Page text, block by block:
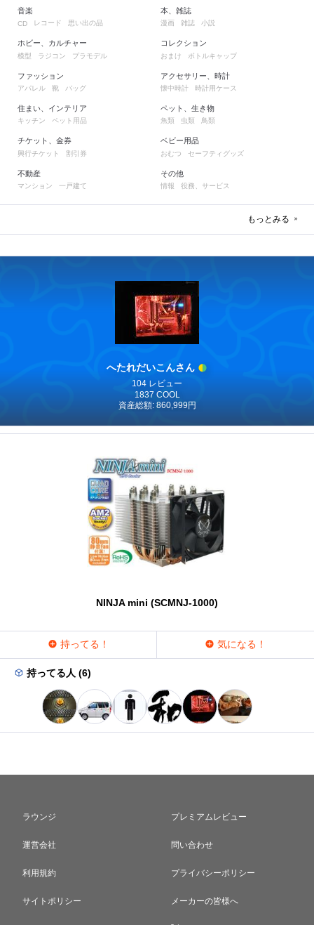
音楽
CD レコード 思い出の品
ホビー、カルチャー
模型 ラジコン プラモデル
ファッション
アパレル 靴 バッグ
住まい、インテリア
キッチン ペット用品
チケット、金券
興行チケット 割引券
不動産
マンション 一戸建て
本、雑誌
漫画 雑誌 小説
コレクション
おまけ ボトルキャップ
アクセサリー、時計
懐中時計 時計用ケース
ペット、生き物
魚類 虫類 鳥類
ベビー用品
おむつ セーフティグッズ
その他
情報 役務、サービス
もっとみる
へたれだいこんさん
104 レビュー
1837 COOL
資産総額: 860,999円
NINJA mini (SCMNJ-1000)
持ってる！ 気になる！
持ってる人 (6)
ラウンジ プレミアムレビュー
運営会社 問い合わせ
利用規約 プライバシーポリシー
サイトポリシー メーカーの皆様へ